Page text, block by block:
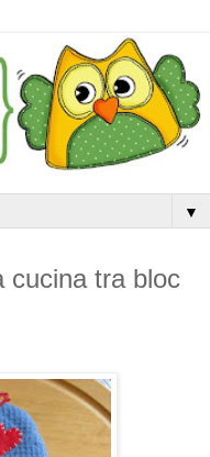
▼
cucina tra bloc